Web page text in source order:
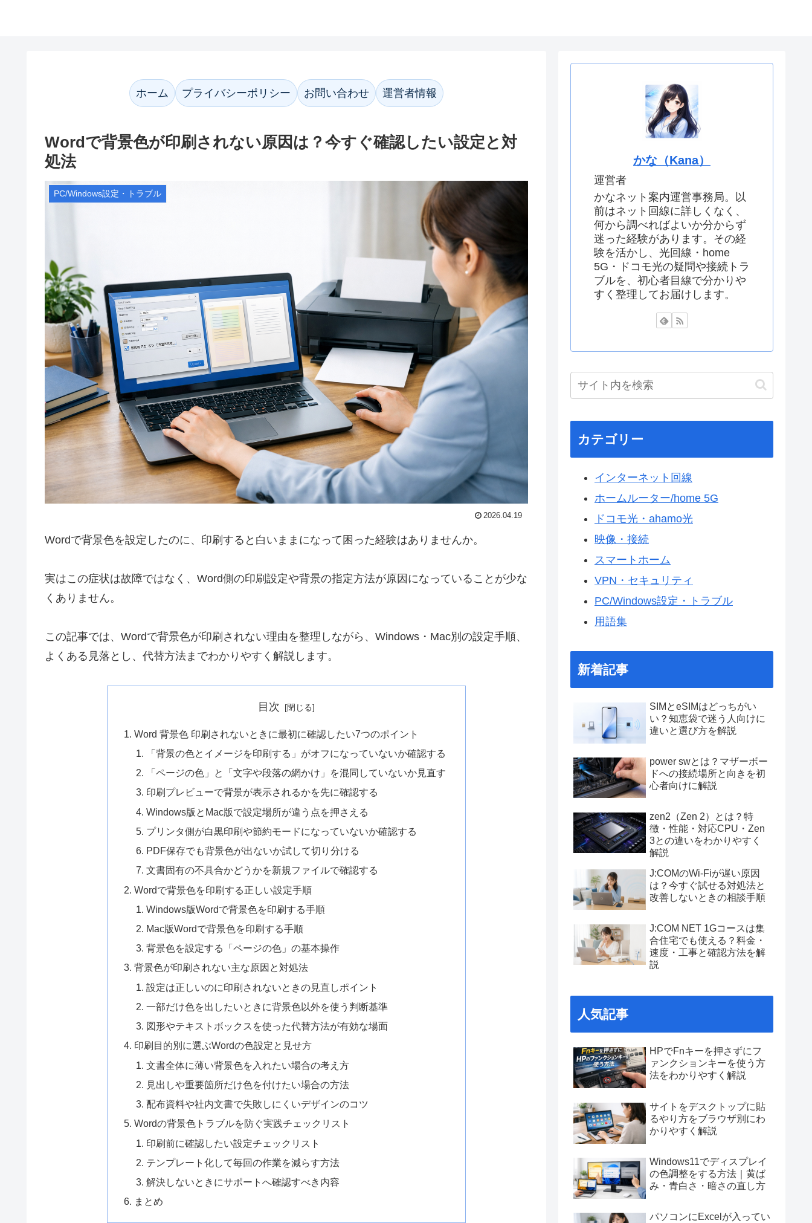
ホーム プライバシーポリシー お問い合わせ 運営者情報
Wordで背景色が印刷されない原因は？今すぐ確認したい設定と対
処法
PC/Windows設定・トラブル
2026.04.19
Wordで背景色を設定したのに、印刷すると白いままになって困った経験はありませんか。
実はこの症状は故障ではなく、Word側の印刷設定や背景の指定方法が原因になっていることが少な
くありません。
この記事では、Wordで背景色が印刷されない理由を整理しながら、Windows・Mac別の設定手順、
よくある見落とし、代替方法までわかりやすく解説します。
目次
Word 背景色 印刷されないときに最初に確認したい7つのポイント
「背景の色とイメージを印刷する」がオフになっていないか確認する
「ページの色」と「文字や段落の網かけ」を混同していないか見直す
印刷プレビューで背景が表示されるかを先に確認する
Windows版とMac版で設定場所が違う点を押さえる
プリンタ側が白黒印刷や節約モードになっていないか確認する
PDF保存でも背景色が出ないか試して切り分ける
文書固有の不具合かどうかを新規ファイルで確認する
Wordで背景色を印刷する正しい設定手順
Windows版Wordで背景色を印刷する手順
Mac版Wordで背景色を印刷する手順
背景色を設定する「ページの色」の基本操作
背景色が印刷されない主な原因と対処法
設定は正しいのに印刷されないときの見直しポイント
一部だけ色を出したいときに背景色以外を使う判断基準
図形やテキストボックスを使った代替方法が有効な場面
印刷目的別に選ぶWordの色設定と見せ方
文書全体に薄い背景色を入れたい場合の考え方
見出しや重要箇所だけ色を付けたい場合の方法
配布資料や社内文書で失敗しにくいデザインのコツ
Wordの背景色トラブルを防ぐ実践チェックリスト
印刷前に確認したい設定チェックリスト
テンプレート化して毎回の作業を減らす方法
解決しないときにサポートへ確認すべき内容
まとめ
かな（Kana）
運営者
かなネット案内運営事務局。以
前はネット回線に詳しくなく、
何から調べればよいか分からず
迷った経験があります。その経
験を活かし、光回線・home
5G・ドコモ光の疑問や接続トラ
ブルを、初心者目線で分かりや
すく整理してお届けします。
カテゴリー
インターネット回線
ホームルーター/home 5G
ドコモ光・ahamo光
映像・接続
スマートホーム
VPN・セキュリティ
PC/Windows設定・トラブル
用語集
新着記事
SIMとeSIMはどっちがい
い？知恵袋で迷う人向けに
違いと選び方を解説
power swとは？マザーボー
ドへの接続場所と向きを初
心者向けに解説
zen2（Zen 2）とは？特
徴・性能・対応CPU・Zen
3との違いをわかりやすく
解説
J:COMのWi-Fiが遅い原因
は？今すぐ試せる対処法と
改善しないときの相談手順
J:COM NET 1Gコースは集
合住宅でも使える？料金・
速度・工事と確認方法を解
説
人気記事
HPでFnキーを押さずにフ
ァンクションキーを使う方
法をわかりやすく解説
サイトをデスクトップに貼
るやり方をブラウザ別にわ
かりやすく解説
Windows11でディスプレイ
の色調整をする方法｜黄ば
み・青白さ・暗さの直し方
パソコンにExcelが入ってい